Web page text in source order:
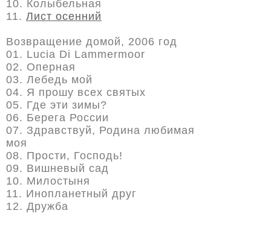
10. Колыбельная
11. Лист осенний
Возвращение домой, 2006 год
01. Lucia Di Lammermoor
02. Оперная
03. Лебедь мой
04. Я прошу всех святых
05. Где эти зимы?
06. Берега России
07. Здравствуй, Родина любимая
моя
08. Прости, Господь!
09. Вишневый сад
10. Милостыня
11. Инопланетный друг
12. Дружба